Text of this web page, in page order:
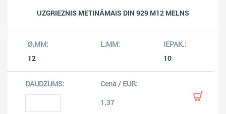
UZGRIEZNIS METINĀMAIS DIN 929 M12 MELNS
12 10
1.37